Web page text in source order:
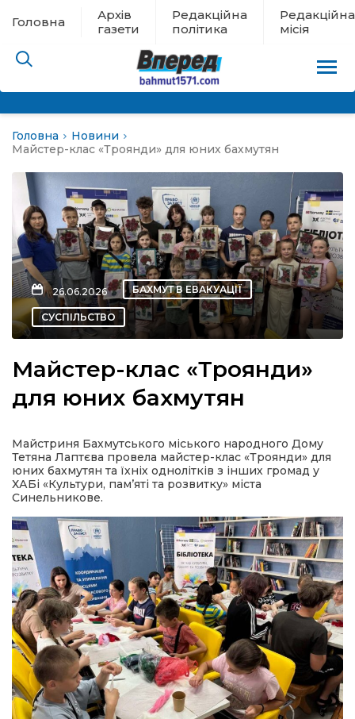
Головна
Архів
газети
Редакційна
політика
Редакційна
місія
евакуації
новини
політика
місія
Головна
Новини
Майстер-клас «Троянди» для юних бахмутян
26.06.2026 БАХМУТ В ЕВАКУАЦІЇ
СУСПІЛЬСТВО
Майстер-клас «Троянди»
для юних бахмутян
Майстриня Бахмутського міського народного Дому
Тетяна Лаптєва провела майстер-клас «Троянди» для
юних бахмутян та їхніх однолітків з інших громад у
ХАБі «Культури, пам’яті та розвитку» міста
Синельникове.